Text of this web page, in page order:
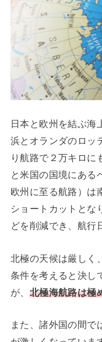
日本と欧州を結ぶ海
浜とオランダのロッ
り航路で２万キロに
と米国の国境にある
欧州に至る航路）は
ショートカットとな
どを削減でき、航行
北極の天候は厳しく
条件を考えると決し
が、 北極海航路は極
また、諸外国の間で